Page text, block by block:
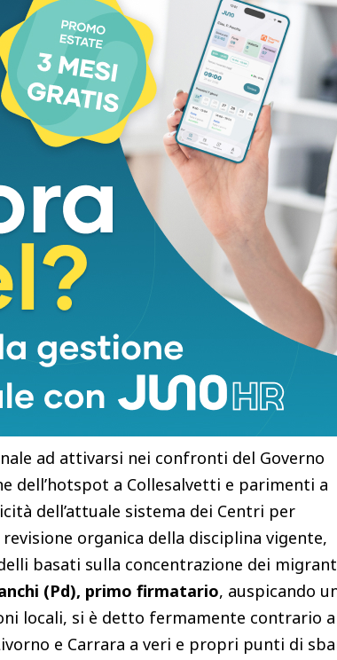
e per la cooperazione internazionale.
posizione netta sui Cpr e sulla
Giani, fermo nel dire che“la Toscana
di una autentica politica di riforma”.
e mal si concilia con la politica di
dalla Regione.
che secondo organi di stampa il
starebbe valutando l’individuazione
adibita alla realizzazione di un nuovo
di arrivo, di prima assistenza,
dei cittadini stranieri
giunti
prendendo atto di come tale scelta non
territoriali, sociali e infrastrutturali di
posizioni di ferma contrarietà da
di Collesalvetti e dell’assessora
ad attivarsi nei confronti del Governo
dell’hotspot a Collesalvetti e parimenti a
dell’attuale sistema dei Centri per
organica della disciplina vigente,
basati sulla concentrazione dei
(Pd), primo firmatario, auspicando
locali, si è detto fermamente contrario a
e Carrara a veri e propri punti di